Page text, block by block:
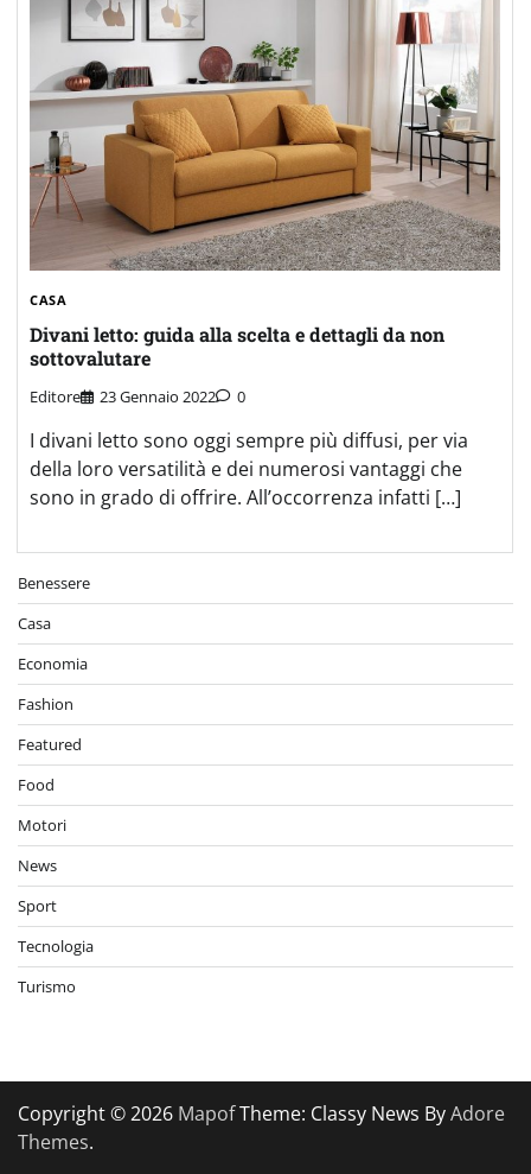
CASA
Divani letto: guida alla scelta e dettagli da non
sottovalutare
Editore 23 Gennaio 2022 0
I divani letto sono oggi sempre più diffusi, per via
della loro versatilità e dei numerosi vantaggi che
sono in grado di offrire. All’occorrenza infatti […]
Benessere
Casa
Economia
Fashion
Featured
Food
Motori
News
Sport
Tecnologia
Turismo
Copyright © 2026 MapofTheme: Classy News ByAdore
Themes.